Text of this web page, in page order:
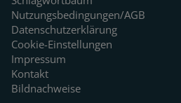
Nutzungsbedingungen/AGB
Datenschutzerklärung
Cookie-Einstellungen
Impressum
Kontakt
Bildnachweise